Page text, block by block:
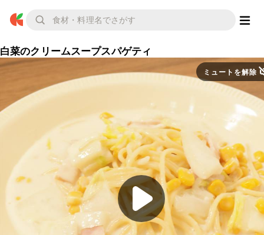
白菜のクリームスープスパゲティ
ミュートを解除